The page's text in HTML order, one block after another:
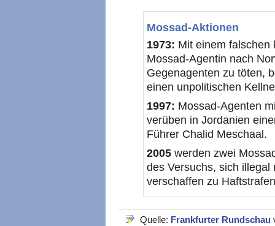
Mossad-Aktionen
1973: Mit einem falschen
Mossad-Agentin nach
Gegenagenten zu töten,
einen unpolitischen
1997: Mossad-Agenten
verüben in Jordanien
Führer Chalid Meschaal.
2005 werden zwei
des Versuchs, sich
verschaffen zu
Quelle: Frankfurter Rundschau